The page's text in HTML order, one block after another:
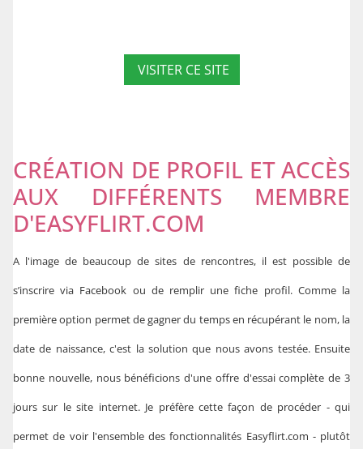
VISITER CE SITE
CRÉATION DE PROFIL ET ACCÈS
AUX DIFFÉRENTS MEMBRE
D'EASYFLIRT.COM
A l'image de beaucoup de sites de rencontres, il est possible de
s’inscrire via Facebook ou de remplir une fiche profil. Comme la
première option permet de gagner du temps en récupérant le nom, la
date de naissance, c'est la solution que nous avons testée. Ensuite
bonne nouvelle, nous bénéficions d'une offre d'essai complète de 3
jours sur le site internet. Je préfère cette façon de procéder - qui
permet de voir l'ensemble des fonctionnalités Easyflirt.com - plutôt